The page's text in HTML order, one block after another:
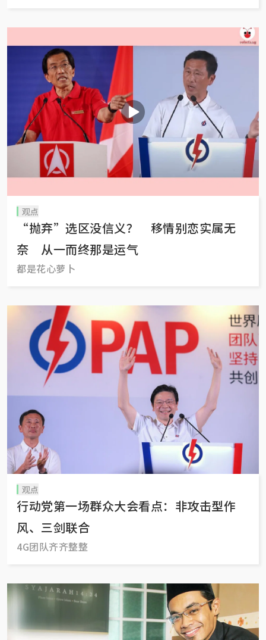
观点
“抛弃”选区没信义？ 移情别恋实属无
奈 从一而终那是运气
都是花心萝卜
观点
行动党第一场群众大会看点：非攻击型作
风、三剑联合
4G团队齐齐整整